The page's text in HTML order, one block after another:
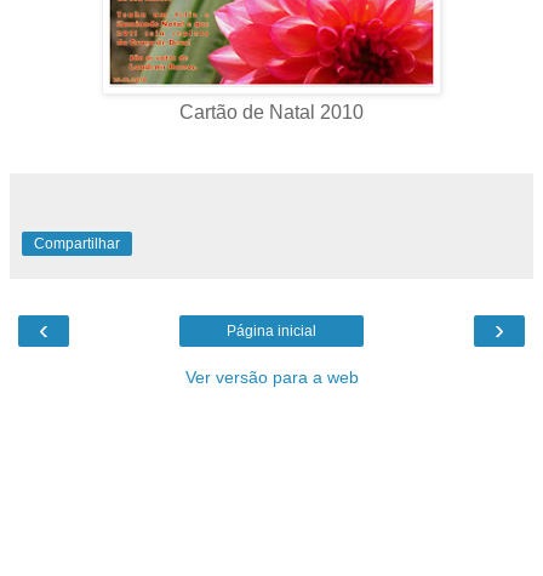
Cartão de Natal 2010
Compartilhar
‹ ›
Página inicial
Ver versão para a web